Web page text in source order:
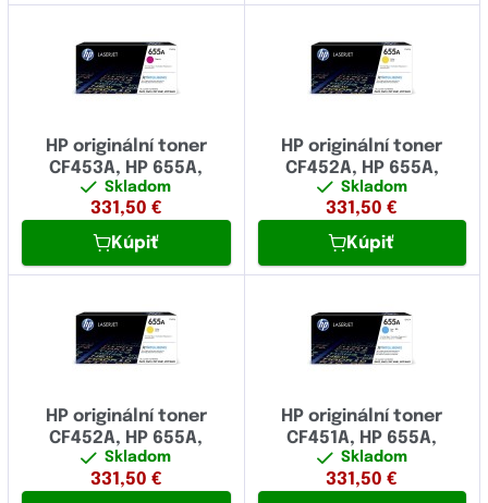
HP originální toner
CF453A, HP 655A,
Skladom
331,50 €
Kúpiť
HP originální toner
CF452A, HP 655A,
Skladom
331,50 €
Kúpiť
HP originální toner
CF452A, HP 655A,
Skladom
331,50 €
HP originální toner
CF451A, HP 655A,
Skladom
331,50 €